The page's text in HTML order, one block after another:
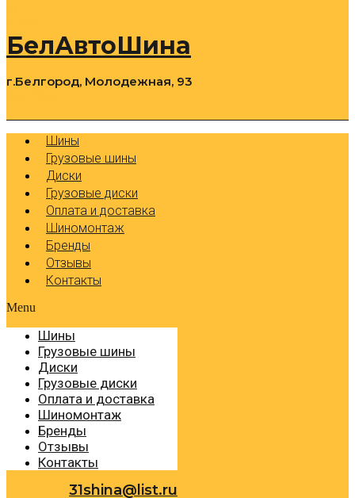
БелАвтоШина
г.Белгород, Молодежная, 93
Шины
Грузовые шины
Диски
Грузовые диски
Оплата и доставка
Шиномонтаж
Бренды
Отзывы
Контакты
Menu
Шины
Грузовые шины
Диски
Грузовые диски
Оплата и доставка
Шиномонтаж
Бренды
Отзывы
Контакты
31shina@list.ru